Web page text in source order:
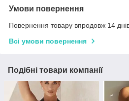
Умови повернення
Повернення товару впродовж 14
Всі умови повернення
Подібні товари компанії